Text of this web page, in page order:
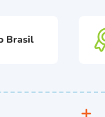
Brasil